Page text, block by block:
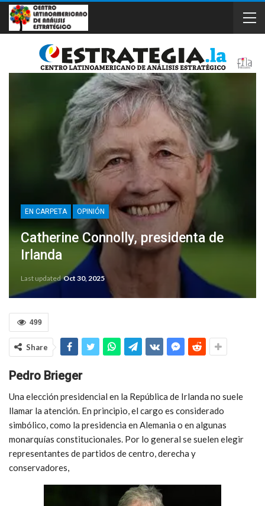
EN CARPETA OPINIÓN
Catherine Connolly, presidenta de
Irlanda
Last updatedOct 30, 2025
499
Share
Pedro Brieger
Una elección presidencial en la República de Irlanda no suele
llamar la atención. En principio, el cargo es considerado
simbólico, como la presidencia en Alemania o en algunas
monarquías constitucionales. Por lo general se suelen elegir
representantes de partidos de centro, derecha y
conservadores,